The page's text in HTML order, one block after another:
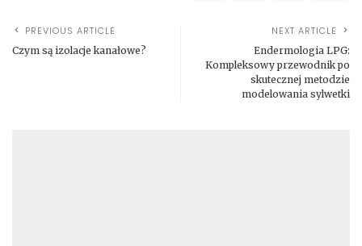
PREVIOUS ARTICLE
Czym są izolacje kanałowe?
NEXT ARTICLE
Endermologia LPG:
Kompleksowy przewodnik po
skutecznej metodzie
modelowania sylwetki